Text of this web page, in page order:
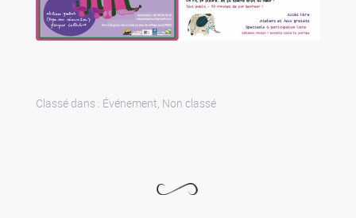
Classé dans : Événement, Non classé